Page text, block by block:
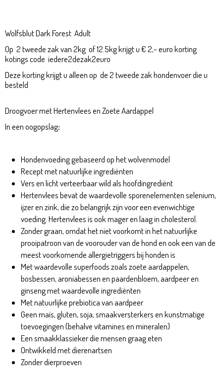
Wolfsblut Dark Forest Adult
Op 2 tweede zak van 2kg of 12.5kg krijgt u € 2,- euro korting
kotings code iedere2dezak2euro
Deze korting krijgt u alleen op de 2 tweede zak hondenvoer die u
besteld
Droogvoer met Hertenvlees en Zoete Aardappel
In een oogopslag:
Hondenvoeding gebaseerd op het wolvenmodel
Recept met natuurlijke ingrediënten
Vers en licht verteerbaar wild als hoofdingrediënt
Hertenvlees bevat de waardevolle sporenelementen selenium,
ijzer en zink, die zo belangrijk zijn voor een evenwichtige
voeding. Hertenvlees is ook mager en laag in cholesterol.
Zonder graan, omdat het niet voorkomt in het natuurlijke
prooipatroon van de voorouder van de hond en ook een van de
meest voorkomende allergietriggers bij honden is
Met waardevolle superfoods zoals zoete aardappelen,
bosbessen, aroniabessen en paardenbloem, aardpeer en
ginseng met waardevolle ingrediënten
Met natuurlijke prebiotica van aardpeer
Geen maïs, gluten, soja, smaakversterkers en kunstmatige
toevoegingen (behalve vitamines en mineralen)
Een smaakklassieker die mensen graag eten
Ontwikkeld met dierenartsen
Zonder dierproeven